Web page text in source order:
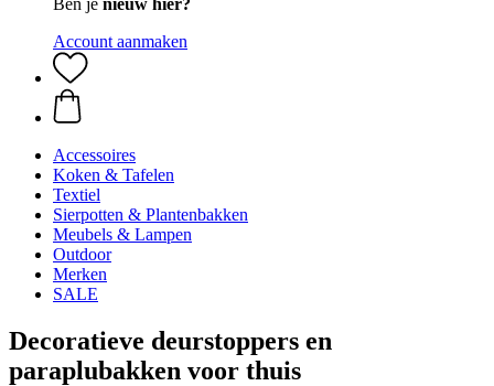
Ben je nieuw hier?
Account aanmaken
Accessoires
Koken & Tafelen
Textiel
Sierpotten & Plantenbakken
Meubels & Lampen
Outdoor
Merken
SALE
Decoratieve deurstoppers en
paraplubakken voor thuis